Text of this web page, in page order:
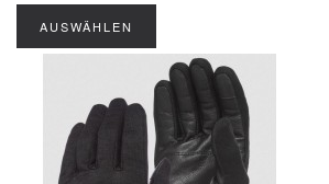
AUSWÄHLEN